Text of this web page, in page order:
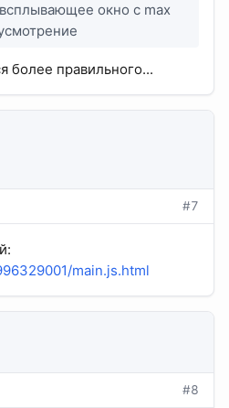
окно с max
более правильного...
#7
main.js.html
#8